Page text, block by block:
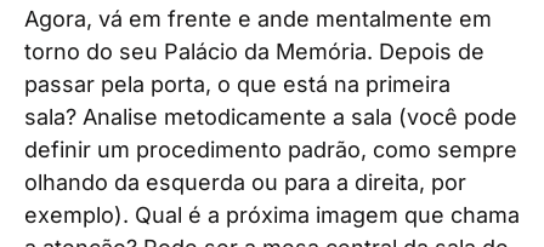
Agora, vá em frente e ande mentalmente em
torno do seu Palácio da Memória. Depois de
passar pela porta, o que está na primeira
sala? Analise metodicamente a sala (você pode
definir um procedimento padrão, como sempre
olhando da esquerda ou para a direita, por
exemplo). Qual é a próxima imagem que chama